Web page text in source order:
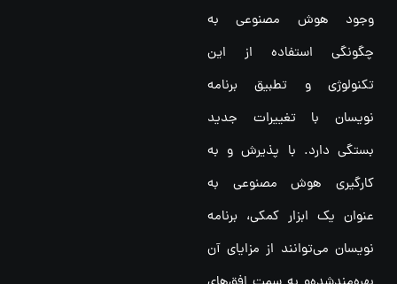
وجود هوش مصنوعی به
چگونگی استفاده از این
تکنولوژی و تطبیق برنامه
نویسان با تغییرات جدید
بستگی دارد. با پذیرش و به
کارگیری هوش مصنوعی به
عنوان یک ابزار کمکی، برنامه
نویسان می‌توانند از مزایای آن